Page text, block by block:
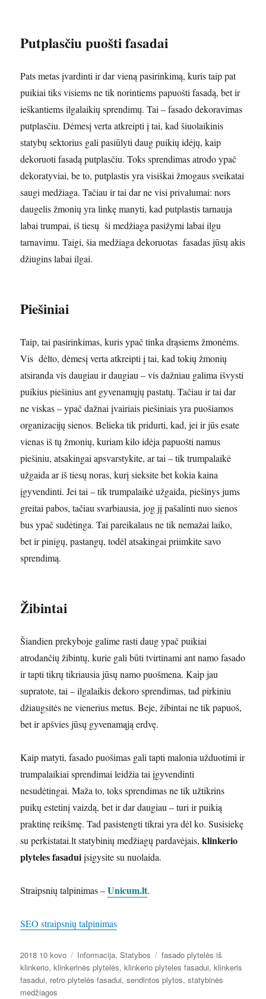
Putplasčiu puošti fasadai
Pats metas įvardinti ir dar vieną pasirinkimą, kuris taip pat
puikiai tiks visiems ne tik norintiems papuošti fasadą, bet ir
ieškantiems ilgalaikių sprendimų. Tai – fasado dekoravimas
putplasčiu. Dėmesį verta atkreipti į tai, kad šiuolaikinis
statybų sektorius gali pasiūlyti daug puikių idėjų, kaip
dekoruoti fasadą putplasčiu. Toks sprendimas atrodo ypač
dekoratyviai, be to, putplastis yra visiškai žmogaus sveikatai
saugi medžiaga. Tačiau ir tai dar ne visi privalumai: nors
daugelis žmonių yra linkę manyti, kad putplastis tarnauja
labai trumpai, iš tiesų ši medžiaga pasižymi labai ilgu
tarnavimu. Taigi, šia medžiaga dekoruotas fasadas jūsų akis
džiugins labai ilgai.
Piešiniai
Taip, tai pasirinkimas, kuris ypač tinka drąsiems žmonėms.
Vis dėlto, dėmesį verta atkreipti į tai, kad tokių žmonių
atsiranda vis daugiau ir daugiau – vis dažniau galima išvysti
puikius piešinius ant gyvenamųjų pastatų. Tačiau ir tai dar
ne viskas – ypač dažnai įvairiais piešiniais yra puošiamos
organizacijų sienos. Belieka tik pridurti, kad, jei ir jūs esate
vienas iš tų žmonių, kuriam kilo idėja papuošti namus
piešiniu, atsakingai apsvarstykite, ar tai – tik trumpalaikė
užgaida ar iš tiesų noras, kurį sieksite bet kokia kaina
įgyvendinti. Jei tai – tik trumpalaikė užgaida, piešinys jums
greitai pabos, tačiau svarbiausia, jog jį pašalinti nuo sienos
bus ypač sudėtinga. Tai pareikalaus ne tik nemažai laiko,
bet ir pinigų, pastangų, todėl atsakingai priimkite savo
sprendimą.
Žibintai
Šiandien prekyboje galime rasti daug ypač puikiai
atrodančių žibintų, kurie gali būti tvirtinami ant namo fasado
ir tapti tikrų tikriausia jūsų namo puošmena. Kaip jau
supratote, tai – ilgalaikis dekoro sprendimas, tad pirkiniu
džiaugsitės ne vienerius metus. Beje, žibintai ne tik papuoš,
bet ir apšvies jūsų gyvenamąją erdvę.
Kaip matyti, fasado puošimas gali tapti malonia užduotimi ir
trumpalaikiai sprendimai leidžia tai įgyvendinti
nesudėtingai. Maža to, toks sprendimas ne tik užtikrins
puikų estetinį vaizdą, bet ir dar daugiau – turi ir puikią
praktinę reikšmę. Tad pasistengti tikrai yra dėl ko. Susisiekę
su perkistatai.lt statybinių medžiagų pardavėjais,klinkerio
plyteles fasaduiįsigysite su nuolaida.
Straipsnių talpinimas –Unicum.lt.
SEO straipsnių talpinimas
Paskelbta
2018 10 kovo Kategorijos
Informacija,Statybos Žymos
fasado plytelės iš
klinkerio,klinkerinės plytelės,klinkerio plyteles fasadui,klinkeris
fasadui, retro plytelės fasadui,sendintos plytos,statybinės
medžiagos